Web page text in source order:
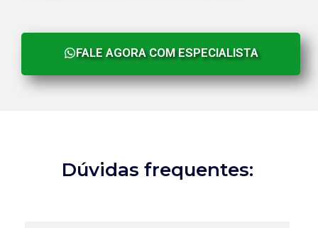
FALE AGORA COM ESPECIALISTA
Dúvidas frequentes: